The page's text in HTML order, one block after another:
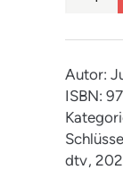
Autor:
ISBN:
dtv,